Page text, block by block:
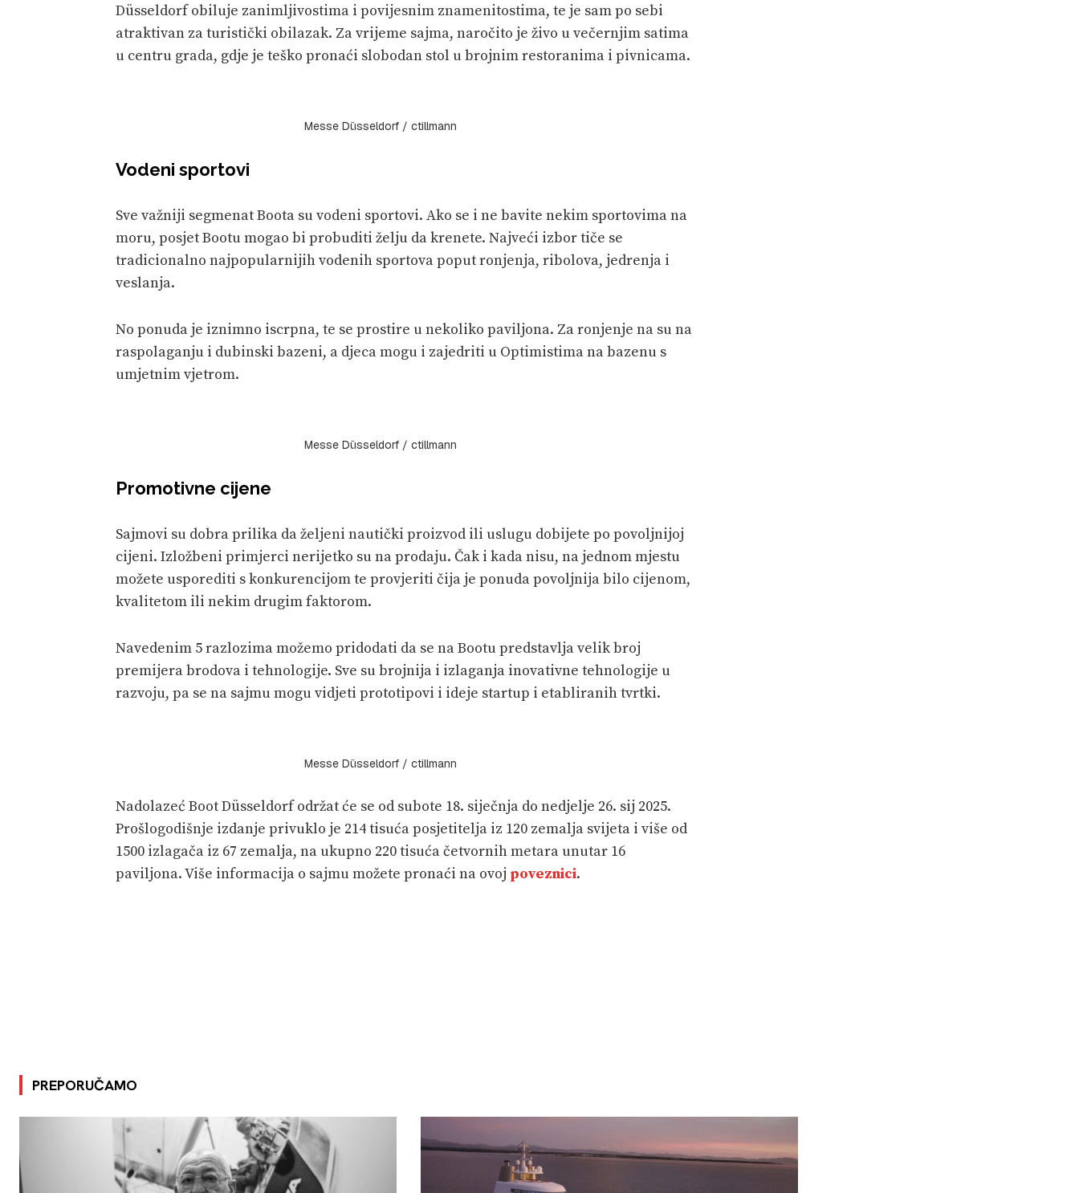
Düsseldorf obiluje zanimljivostima i povijesnim znamenitostima, te je sam po sebi
atraktivan za turistički obilazak. Za vrijeme sajma, naročito je živo u večernjim satima
u centru grada, gdje je teško pronaći slobodan stol u brojnim restoranima i pivnicama.
Messe Düsseldorf / ctillmann
Vodeni sportovi
Sve važniji segmenat Boota su vodeni sportovi. Ako se i ne bavite nekim sportovima na
moru, posjet Bootu mogao bi probuditi želju da krenete. Najveći izbor tiče se
tradicionalno najpopularnijih vodenih sportova poput ronjenja, ribolova, jedrenja i
veslanja.
No ponuda je iznimno iscrpna, te se prostire u nekoliko paviljona. Za ronjenje na su na
raspolaganju i dubinski bazeni, a djeca mogu i zajedriti u Optimistima na bazenu s
umjetnim vjetrom.
Messe Düsseldorf / ctillmann
Promotivne cijene
Sajmovi su dobra prilika da željeni nautički proizvod ili uslugu dobijete po povoljnijoj
cijeni. Izložbeni primjerci nerijetko su na prodaju. Čak i kada nisu, na jednom mjestu
možete usporediti s konkurencijom te provjeriti čija je ponuda povoljnija bilo cijenom,
kvalitetom ili nekim drugim faktorom.
Navedenim 5 razlozima možemo pridodati da se na Bootu predstavlja velik broj
premijera brodova i tehnologije. Sve su brojnija i izlaganja inovativne tehnologije u
razvoju, pa se na sajmu mogu vidjeti prototipovi i ideje startup i etabliranih tvrtki.
Messe Düsseldorf / ctillmann
Nadolazeć Boot Düsseldorf održat će se od subote 18. siječnja do nedjelje 26. sij 2025.
Prošlogodišnje izdanje privuklo je 214 tisuća posjetitelja iz 120 zemalja svijeta i više od
1500 izlagača iz 67 zemalja, na ukupno 220 tisuća četvornih metara unutar 16
paviljona. Više informacija o sajmu možete pronaći na ovoj poveznici.
PREPORUČAMO